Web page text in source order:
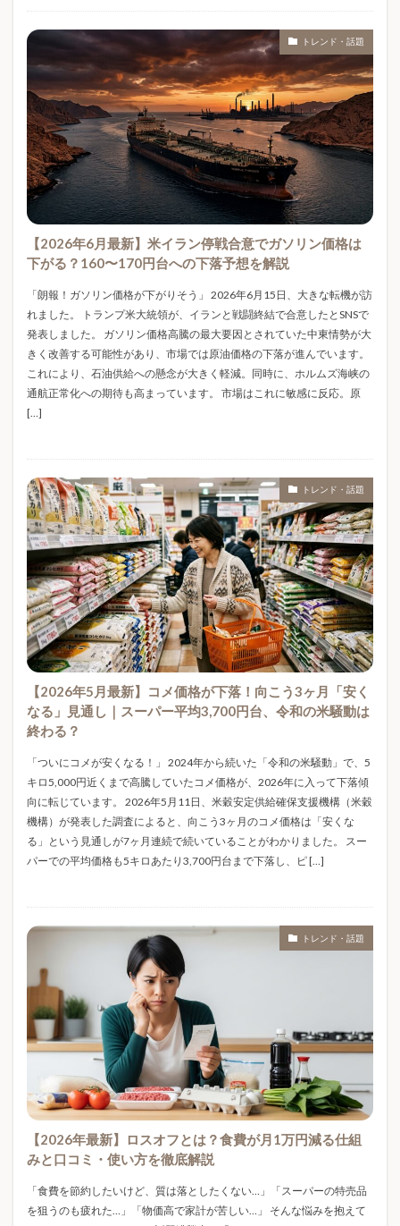
トレンド・話題
【2026年6月最新】米イラン停戦合意でガソリン価格は
下がる？160〜170円台への下落予想を解説
「朗報！ガソリン価格が下がりそう」 2026年6月15日、大きな転機が訪
れました。 トランプ米大統領が、イランと戦闘終結で合意したとSNSで
発表しました。 ガソリン価格高騰の最大要因とされていた中東情勢が大
きく改善する可能性があり、市場では原油価格の下落が進んでいます。
これにより、石油供給への懸念が大きく軽減。同時に、ホルムズ海峡の
通航正常化への期待も高まっています。 市場はこれに敏感に反応。原
[…]
トレンド・話題
【2026年5月最新】コメ価格が下落！向こう3ヶ月「安く
なる」見通し｜スーパー平均3,700円台、令和の米騒動は
終わる？
「ついにコメが安くなる！」 2024年から続いた「令和の米騒動」で、5
キロ5,000円近くまで高騰していたコメ価格が、2026年に入って下落傾
向に転じています。 2026年5月11日、米穀安定供給確保支援機構（米穀
機構）が発表した調査によると、向こう3ヶ月のコメ価格は「安くな
る」という見通しが7ヶ月連続で続いていることがわかりました。 スー
パーでの平均価格も5キロあたり3,700円台まで下落し、ピ […]
トレンド・話題
【2026年最新】ロスオフとは？食費が月1万円減る仕組
みと口コミ・使い方を徹底解説
「食費を節約したいけど、質は落としたくない…」「スーパーの特売品
を狙うのも疲れた…」「物価高で家計が苦しい…」 そんな悩みを抱えて
アルバイト
アートトイ
インズウェブ
インテリア雑貨
インデックス投資
インドア趣味
インフルエンザ
インフレ
インフレ対策
ウェアラブル端末
ウォーターシール
ウォーターシール作り方
ウレタン防水
エアコン2027
エアコン2027年問題
エアコンいつ買うべき
エアコンおすすめ
エアコン値上がり
エアコン値上げ
エアコン安く買う
エアコン工事費
エアコン省エネ基準
エアコン買い替え
エアフライヤー
エコノミークラス症候群
エックスサーバー
エネルギー
エネルギー価格
オルカン
オンライン申請
カフェイン
カプセルトイ
カプセルトイ収納
カロリーオフ
ガソリン 下がった
ガソリン 値下がり
ガソリン価格
ガソリン価格 今後
ガソリン価格推移
ガソリン値下げ
ガソリン補助金
ガソリン高騰
ガチャ
ガチャガチャ
ガチャガチャバインダー
ガチャガチャ収納
ガチャガチャ手帳
ガチャ帳
キキクル
キッチン家電
キッチン用品
キャッシュレス
キャッシュレス決済
キャッシュレス診療
クラフトキット
クルトガ
クレカおすすめ
クレジットカード
クレジットカード付帯保険
クロロゲン酸
クールネックリング
コスパ
コスメギフト コメ価格
コラントッテ
コレクション
コレクショントイ
コレステロール
コーヒー
コーヒー保存
コーヒー健康
コーヒー豆
コーヒー飲み方
ゴンチャ
ゴールド免許割引
サンリオ
サンリオ文字
シャクティマット効果
シャクティマット痛い
シャーペンおすすめ
シャーペンランキング
シャーペン人気
シャーペン比較
シル活
シール交換
シール帳 ジオラマ
ジム
スイーツギフト
スギ花粉
スクイーズ
スクイーズASMR
スクイーズ再ブーム
スタンレー
スターサーバー
ステージ別生存率
ストレスケア
ストレス解消
ストロータンブラー
スポーツケア
スポーツサンダル
スマートグラス
スマートデバイス
スーパー米価格 セリア